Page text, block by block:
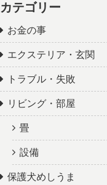
カテゴリー
お金の事
エクステリア・玄関
トラブル・失敗
リビング・部屋
畳
設備
保護犬めしうま